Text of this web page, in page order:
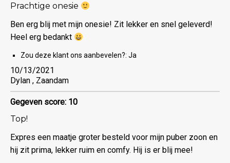
Prachtige onesie
Ben erg blij met mijn onesie! Zit lekker en snel geleverd!
Heel erg bedankt
Zou deze klant ons aanbevelen?: Ja
10/13/2021
Dylan , Zaandam
Gegeven score: 10
Top!
Expres een maatje groter besteld voor mijn puber zoon en
hij zit prima, lekker ruim en comfy. Hij is er blij mee!